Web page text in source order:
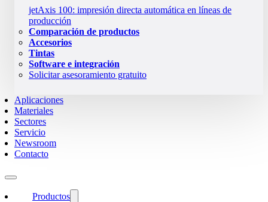
jetAxis 100: impresión directa automática en líneas de
producción
Comparación de productos
Accesorios
Tintas
Software e integración
Solicitar asesoramiento gratuito
Aplicaciones
Materiales
Sectores
Servicio
Newsroom
Contacto
Productos